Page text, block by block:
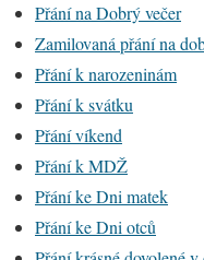
Přání na Dobrý večer
Zamilovaná přání na
Přání k narozeninám
Přání k svátku
Přání víkend
Přání k MDŽ
Přání ke Dni matek
Přání ke Dni otců